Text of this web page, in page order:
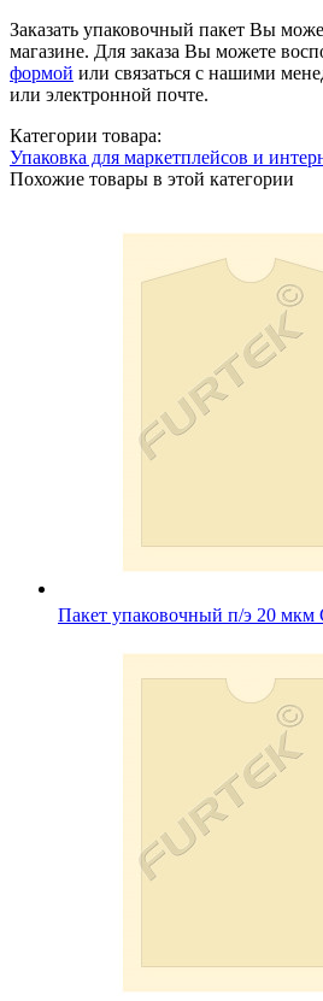
Заказать упаковочный пакет Вы
магазине. Для заказа Вы можете
формой или связаться с нашими
или электронной почте.
Категории товара:
Упаковка для маркетплейсов и
Похожие товары в этой категории
Пакет упаковочный п/э 20